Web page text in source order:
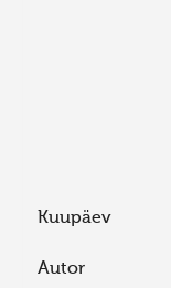
Kuupäev
Autor